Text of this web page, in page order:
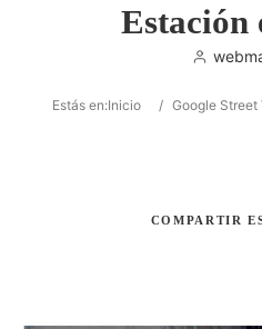
Estación
Estás en:Inicio / Google Street
COMPARTIR